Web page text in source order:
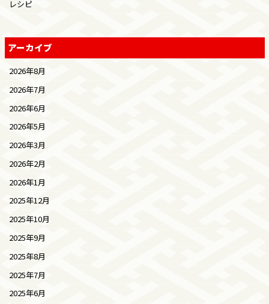
レシピ
アーカイブ
2026年8月
2026年7月
2026年6月
2026年5月
2026年3月
2026年2月
2026年1月
2025年12月
2025年10月
2025年9月
2025年8月
2025年7月
2025年6月